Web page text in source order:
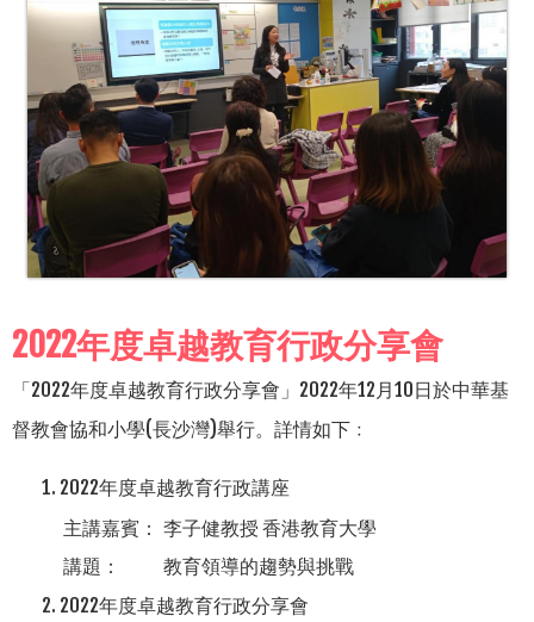
2022年度卓越教育行政分享會
「2022年度卓越教育行政分享會」2022年12月10日於中華基
督教會協和小學(長沙灣)舉行。詳情如下﹕
2022年度卓越教育行政講座
主講嘉賓： 李子健教授 香港教育大學
講題：
教育領導的趨勢與挑戰
2022年度卓越教育行政分享會